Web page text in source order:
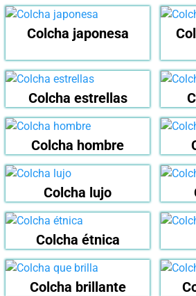
Colcha japonesa
Colcha estrellas
Colcha hombre
Colcha lujo
Colcha étnica
Colcha brillante